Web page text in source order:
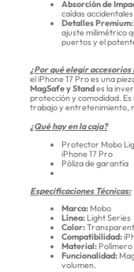
Absorción de
caídas
Detalles Premium:
ajuste milimétrico
puertos y el
¿Por qué elegir
el iPhone 17 Pro es una
MagSafe y Standes la
protección y comodidad.
trabajo y entretenimiento,
¿Qué hay en la caja?
Protector Mobo
iPhone 17 Pro
Póliza de garantía
Especificaciones Técnicas:
Marca: Mobo
Línea: Light Series
Color:
Compatibilidad:
Material:
Funcionalidad:
volumen.